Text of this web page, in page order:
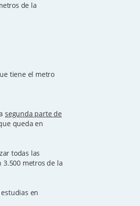
de la
tiene el metro
segunda parte de
queda en
todas las
metros de la
en